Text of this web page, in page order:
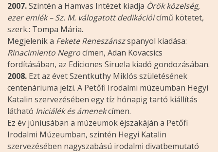
2007.Szintén a Hamvas Intézet kiadja Örök közelség,
ezer emlék – Sz. M. válogatott dedikációicímű kötetet,
szerk.: Tompa Mária.
Megjelenik a Fekete Reneszánszspanyol kiadása:
Rinacimiento Negrocímen, Adan Kovacsics
fordításában, az Ediciones Siruela kiadó gondozásában.
2008. Ezt az évet Szentkuthy Miklós születésének
centenáriuma jelzi. A Petőfi Irodalmi múzeumban Hegyi
Katalin szervezésében egy tíz hónapig tartó kiállítás
látható Iniciálék és ámenekcímen.
Ez év júniusában a múzeumok éjszakáján a Petőfi
Irodalmi Múzeumban, szintén Hegyi Katalin
szervezésében nagyszabású irodalmi divatbemutató